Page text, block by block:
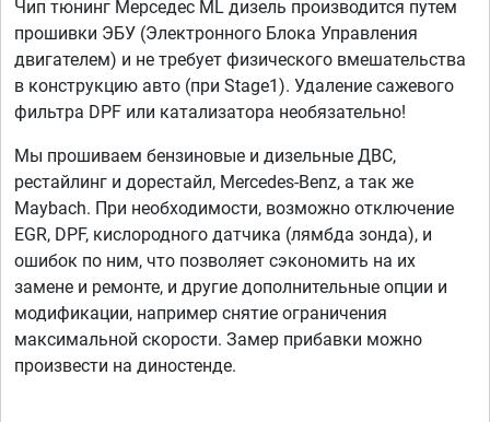
Чип тюнинг Мерседес ML дизель производится путем
прошивки ЭБУ (Электронного Блока Управления
двигателем) и не требует физического вмешательства
в конструкцию авто (при Stage1). Удаление сажевого
фильтра DPF или катализатора необязательно!
Мы прошиваем бензиновые и дизельные ДВС,
рестайлинг и дорестайл, Mercedes-Benz, а так же
Maybach. При необходимости, возможно отключение
EGR, DPF, кислородного датчика (лямбда зонда), и
ошибок по ним, что позволяет сэкономить на их
замене и ремонте, и другие дополнительные опции и
модификации, например снятие ограничения
максимальной скорости. Замер прибавки можно
произвести на диностенде.